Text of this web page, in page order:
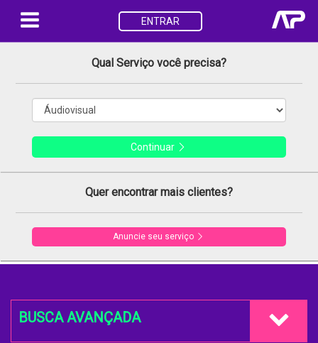
ENTRAR
Qual Serviço você precisa?
Continuar
Quer encontrar mais clientes?
Anuncie seu serviço
BUSCA AVANÇADA